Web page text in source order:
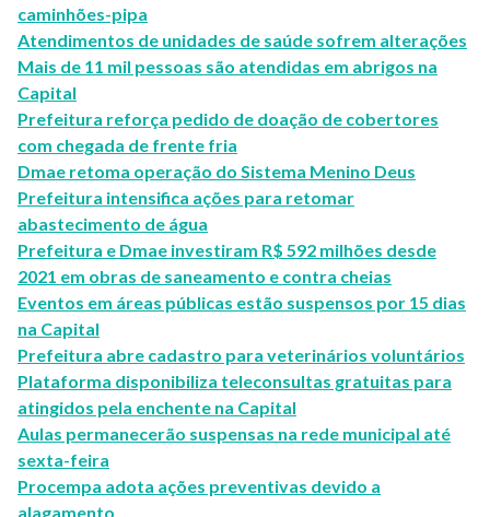
caminhões-pipa
Atendimentos de unidades de saúde sofrem alterações
Mais de 11 mil pessoas são atendidas em abrigos na
Capital
Prefeitura reforça pedido de doação de cobertores
com chegada de frente fria
Dmae retoma operação do Sistema Menino Deus
Prefeitura intensifica ações para retomar
abastecimento de água
Prefeitura e Dmae investiram R$ 592 milhões desde
2021 em obras de saneamento e contra cheias
Eventos em áreas públicas estão suspensos por 15 dias
na Capital
Prefeitura abre cadastro para veterinários voluntários
Plataforma disponibiliza teleconsultas gratuitas para
atingidos pela enchente na Capital
Aulas permanecerão suspensas na rede municipal até
sexta-feira
Procempa adota ações preventivas devido a
alagamento